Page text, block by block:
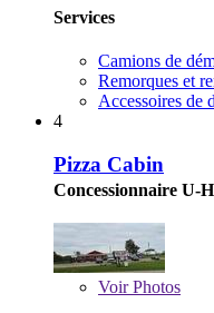
Services
Camions de
Remorques et
Accessoires de
4
Pizza Cabin
Concessionnaire U-
VoirPhotos